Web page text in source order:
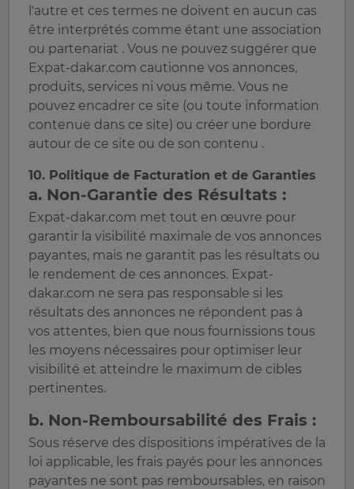
l’autre et ces termes ne doivent en aucun cas
être interprétés comme étant une association
ou partenariat . Vous ne pouvez suggérer que
Expat-dakar.com cautionne vos annonces,
produits, services ni vous même. Vous ne
pouvez encadrer ce site (ou toute information
contenue dans ce site) ou créer une bordure
autour de ce site ou de son contenu .
10. Politique de Facturation et de Garanties
a. Non-Garantie des Résultats :
Expat-dakar.com met tout en œuvre pour
garantir la visibilité maximale de vos annonces
payantes, mais ne garantit pas les résultats ou
le rendement de ces annonces. Expat-
dakar.com ne sera pas responsable si les
résultats des annonces ne répondent pas à
vos attentes, bien que nous fournissions tous
les moyens nécessaires pour optimiser leur
visibilité et atteindre le maximum de cibles
pertinentes.
b. Non-Remboursabilité des Frais :
Sous réserve des dispositions impératives de la
loi applicable, les frais payés pour les annonces
payantes ne sont pas remboursables, en raison